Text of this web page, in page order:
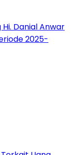
Hi. Danial Anwar
2025-